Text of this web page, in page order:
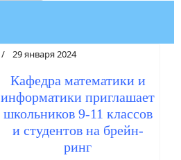
29 января 2024
Кафедра математики и
информатики приглашает
школьников 9-11 классов
и студентов на брейн-
ринг